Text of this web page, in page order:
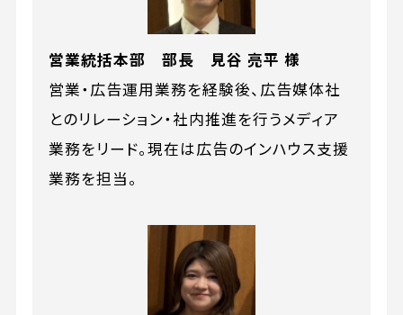
営業統括本部 部長 見谷 亮平 様
営業・広告運用業務を経験後、広告媒体社
とのリレーション・社内推進を行うメディア
業務をリード。現在は広告のインハウス支援
業務を担当。